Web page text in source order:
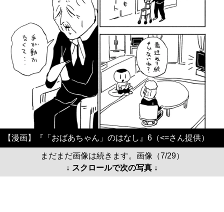
【漫画】『「おばあちゃん」のはなし』6（<=さん提供）
まだまだ画像は続きます。画像（7/29）
↓ スクロールで次の写真 ↓